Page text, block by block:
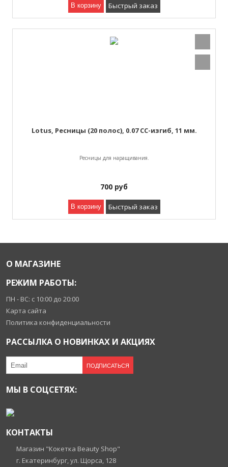
В корзину Быстрый заказ
Lotus, Ресницы (20 полос), 0.07 СС-изгиб, 11 мм.
Ресницы для наращивания.
700 руб
В корзину Быстрый заказ
О МАГАЗИНЕ
РЕЖИМ РАБОТЫ:
ПН - ВС: с 10:00 до 20:00
Карта сайта
Политика конфиденциальности
РАССЫЛКА О НОВИНКАХ И АКЦИЯХ
ПОДПИСАТЬСЯ
МЫ В СОЦСЕТЯХ:
КОНТАКТЫ
Магазин "Кокетка Beauty Shop"
г. Екатеринбург, ул. Щорса, 128